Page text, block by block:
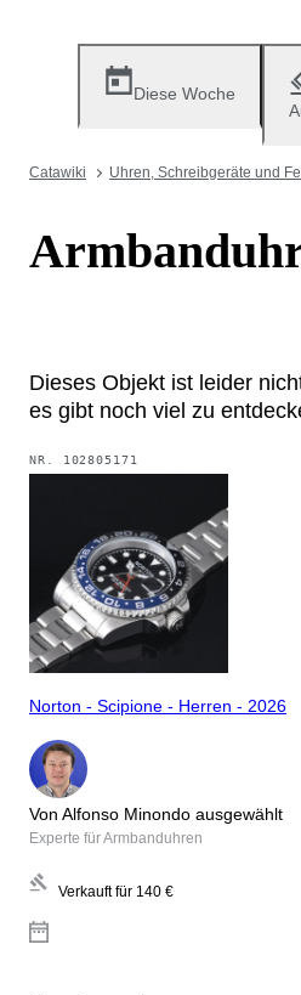
Diese Woche
Catawiki Uhren, Schreibgeräte und
Dieses Objekt ist leider
es gibt noch viel zu
NR. 102805171
Norton - Scipione - Herren - 2026
Von Alfonso Minondo ausgewählt
Experte für Armbanduhren
Verkauft für 140 €